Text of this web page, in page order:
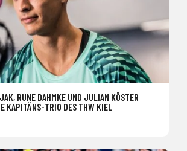
RUNE DAHMKE UND JULIAN KÖSTER
KAPITÄNS-TRIO DES THW KIEL